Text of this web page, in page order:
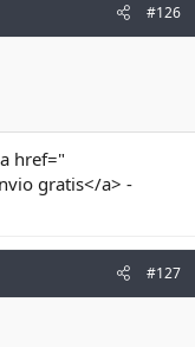
#126
href="
gratis</a> -
#127